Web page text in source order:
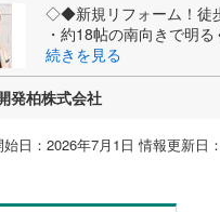
◇◆新規リフォーム！徒
・約18帖の南向きで明
続きを見る
発柏株式会社
日：2026年7月1日 情報更新日